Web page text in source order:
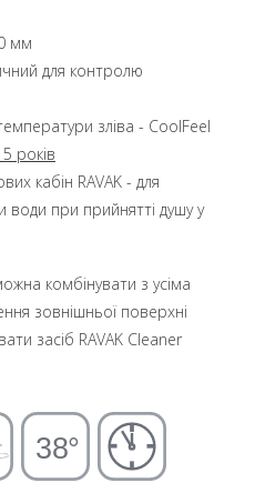
мм
для контролю
зліва - CoolFeel
років
кабін RAVAK - для
води при прийнятті душу у
комбінувати з усіма
зовнішньої поверхні
засіб RAVAK Cleaner